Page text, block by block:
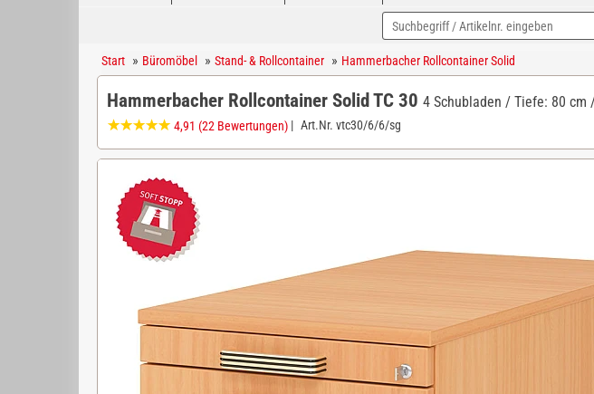
Start » Büromöbel » Stand- & Rollcontainer » Hammerbacher Rollcontainer Solid
Hammerbacher Rollcontainer Solid TC 30 4 Schubladen / Tiefe: 80
4,91 (22 Bewertungen) | Art.Nr. vtc30/6/6/sg